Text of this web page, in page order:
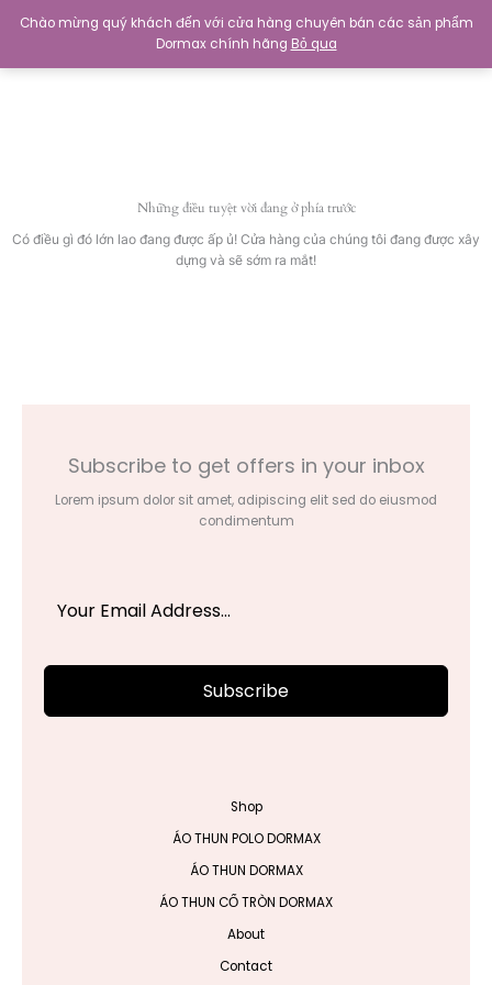
Chào mừng quý khách đến với cửa hàng chuyên bán các sản phẩm
Dormax chính hãng Bỏ qua
dung
Những điều tuyệt vời đang ở phía trước
Có điều gì đó lớn lao đang được ấp ủ! Cửa hàng của chúng tôi đang được xây
dựng và sẽ sớm ra mắt!
Subscribe to get offers in your inbox
Lorem ipsum dolor sit amet, adipiscing elit sed do eiusmod
condimentum
Subscribe
Shop
ÁO THUN POLO DORMAX
ÁO THUN DORMAX
ÁO THUN CỔ TRÒN DORMAX
About
Contact